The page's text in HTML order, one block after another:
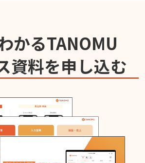
かるTANOMU
資料を申し込む